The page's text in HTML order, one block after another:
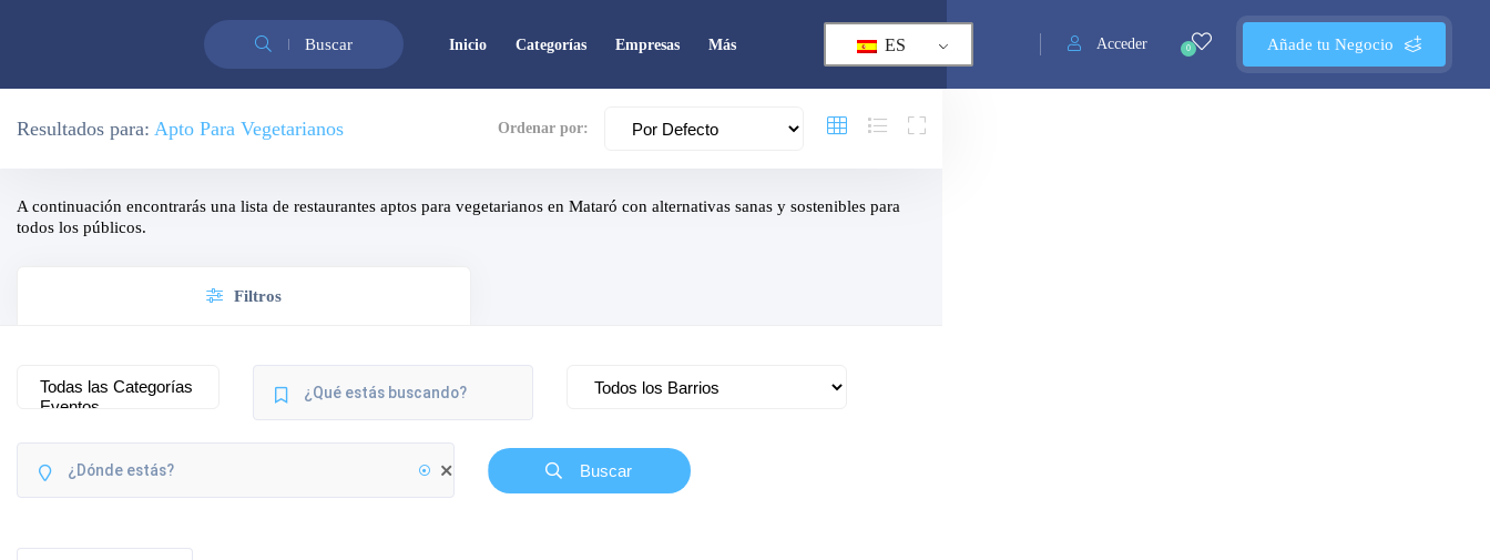
Buscar Añade tu Negocio
0
Acceder
ES
Inicio Categorías Empresas Más
Resultados para: Apto Para Vegetarianos Ordenar por:
A continuación encontrarás una lista de restaurantes aptos para vegetarianos en Mataró con alternativas sanas y sostenibles para
todos los públicos.
Filtros
Buscar